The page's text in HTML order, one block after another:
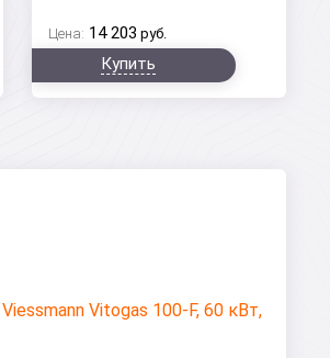
Цена: 14 203 руб.
Купить